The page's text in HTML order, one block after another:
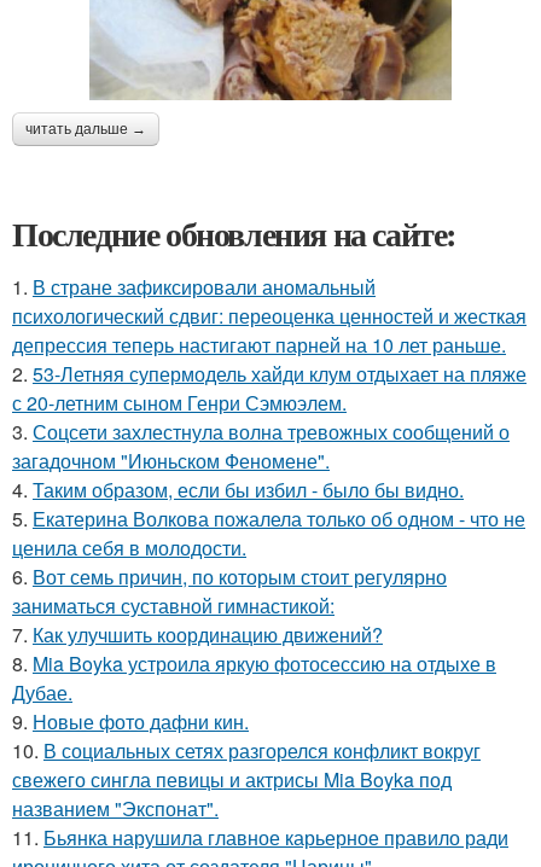
читать дальше →
Последние обновления на сайте:
1. В стране зафиксировали аномальный
психологический сдвиг: переоценка ценностей и жесткая
депрессия теперь настигают парней на 10 лет раньше.
2. 53-Летняя супермодель хайди клум отдыхает на пляже
с 20-летним сыном Генри Сэмюэлем.
3. Соцсети захлестнула волна тревожных сообщений о
загадочном "Июньском Феномене".
4. Таким образом, если бы избил - было бы видно.
5. Екатерина Волкова пожалела только об одном - что не
ценила себя в молодости.
6. Вот семь причин, по которым стоит регулярно
заниматься суставной гимнастикой:
7. Как улучшить координацию движений?
8. Mia Boyka устроила яркую фотосессию на отдыхе в
Дубае.
9. Новые фото дафни кин.
10. В социальных сетях разгорелся конфликт вокруг
свежего сингла певицы и актрисы Mia Boyka под
названием "Экспонат".
11. Бьянка нарушила главное карьерное правило ради